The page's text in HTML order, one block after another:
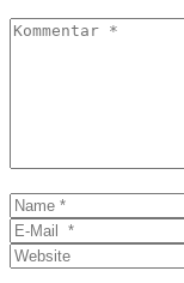
Kommentar
Name
*E-
Mail
*
Website